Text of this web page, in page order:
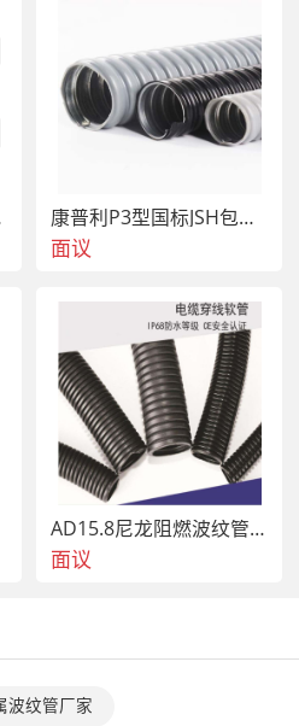
康普利P3型国标JSH包塑金属软管蛇皮管Φ10
面议
AD15.8尼龙阻燃波纹管穿线管可开口
面议
波纹管厂家